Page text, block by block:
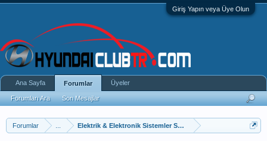
Giriş Yapın veya Üye Olun
Forumlar Elektrik & Elektronik Sistemler Sorun Ve Çözümleri
Ana Sayfa Forumlar
Forumları Ara Son Mesajlar
Üyeler